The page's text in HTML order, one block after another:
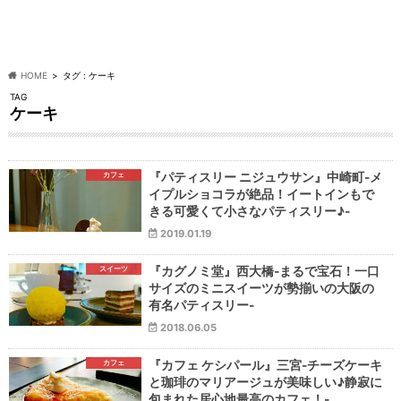
HOME
タグ : ケーキ
TAG
ケーキ
カフェ
『パティスリー ニジュウサン』中崎町-メ
イプルショコラが絶品！イートインもで
きる可愛くて小さなパティスリー♪-
2019.01.19
スイーツ
『カグノミ堂』西大橋-まるで宝石！一口
サイズのミニスイーツが勢揃いの大阪の
有名パティスリー-
2018.06.05
カフェ
『カフェ ケシパール』三宮-チーズケーキ
と珈琲のマリアージュが美味しい♪静寂に